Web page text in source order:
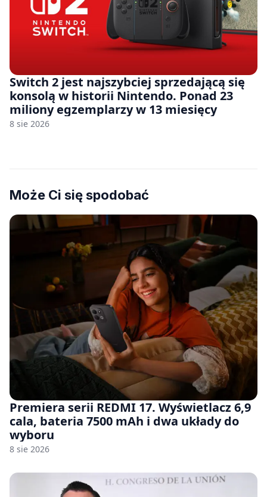
Switch 2 jest najszybciej sprzedającą się
konsolą w historii Nintendo. Ponad 23
miliony egzemplarzy w 13 miesięcy
8 sie 2026
Może Ci się spodobać
Premiera serii REDMI 17. Wyświetlacz 6,9
cala, bateria 7500 mAh i dwa układy do
wyboru
8 sie 2026